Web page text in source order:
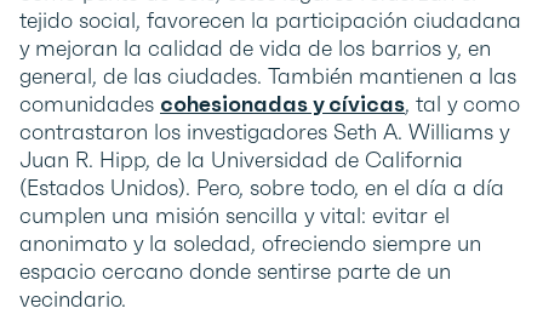
tejido social, favorecen la participación ciudadana
y mejoran la calidad de vida de los barrios y, en
general, de las ciudades. También mantienen a las
comunidades cohesionadas y cívicas, tal y como
contrastaron los investigadores Seth A. Williams y
Juan R. Hipp, de la Universidad de California
(Estados Unidos). Pero, sobre todo, en el día a día
cumplen una misión sencilla y vital: evitar el
anonimato y la soledad, ofreciendo siempre un
espacio cercano donde sentirse parte de un
vecindario.